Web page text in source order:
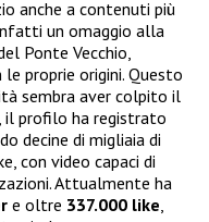
anche a contenuti più
un omaggio alla
Ponte Vecchio,
proprie origini. Questo
sembra aver colpito il
il profilo ha registrato
decine di migliaia di
con video capaci di
Attualmente ha
e oltre 337.000 like,